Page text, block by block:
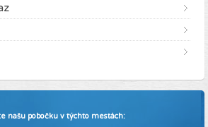
našu pobočku v týchto mestách: